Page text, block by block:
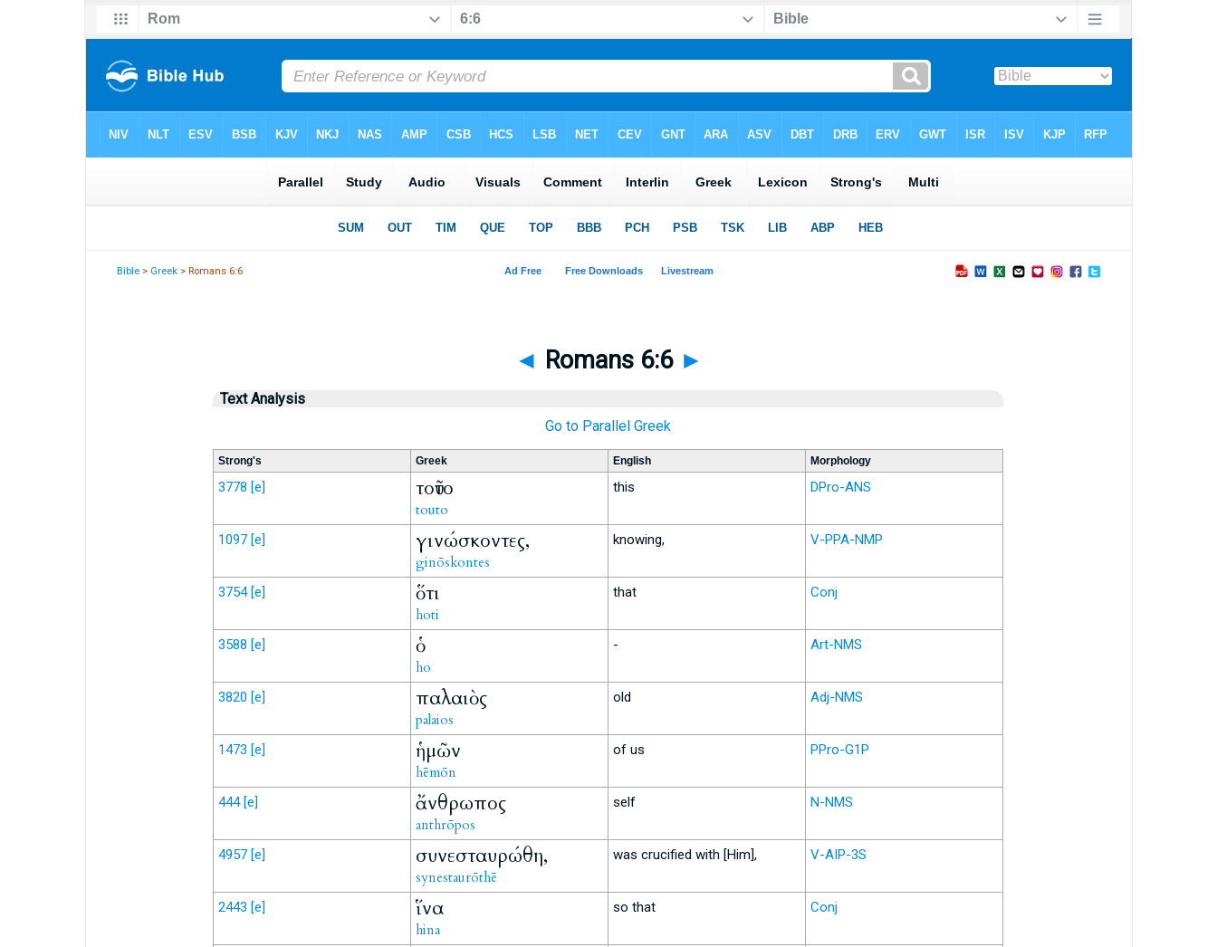
Bible > Greek > Romans 6:6
◄ Romans 6:6 ►
Text Analysis
Go to Parallel Greek
Strong's Greek English Morphology
3778 [e] τοῦτο
touto
this DPro-ANS
1097 [e] γινώσκοντες,
ginōskontes
knowing, V-PPA-NMP
3754 [e] ὅτι
hoti
that Conj
3588 [e] ὁ
ho
- Art-NMS
3820 [e] παλαιὸς
palaios
old Adj-NMS
1473 [e] ἡμῶν
hēmōn
of us PPro-G1P
444 [e] ἄνθρωπος
anthrōpos
self N-NMS
4957 [e] συνεσταυρώθη,
synestaurōthē
was crucified with [Him], V-AIP-3S
2443 [e] ἵνα
hina
so that Conj